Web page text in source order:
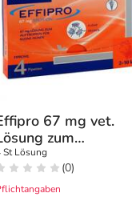
67 mg vet.
zum
kleine
St Lösung
(0)